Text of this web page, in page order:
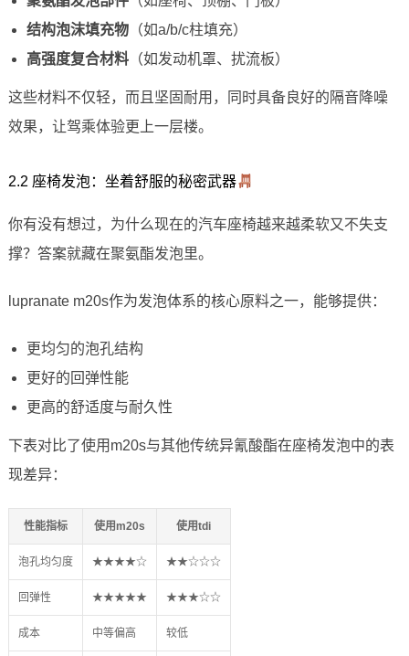
结构泡沫填充物（如a/b/c柱填充）
高强度复合材料（如发动机罩、扰流板）
这些材料不仅轻，而且坚固耐用，同时具备良好的隔音降噪
效果，让驾乘体验更上一层楼。
2.2 座椅发泡：坐着舒服的秘密武器
你有没有想过，为什么现在的汽车座椅越来越柔软又不失支
撑？答案就藏在聚氨酯发泡里。
lupranate m20s作为发泡体系的核心原料之一，能够提供：
更均匀的泡孔结构
更好的回弹性能
更高的舒适度与耐久性
下表对比了使用m20s与其他传统异氰酸酯在座椅发泡中的表
现差异：
性能指标 使用m20s 使用tdi
泡孔均匀度 ★★★★☆ ★★☆☆☆
回弹性 ★★★★★ ★★★☆☆
成本 中等偏高 较低